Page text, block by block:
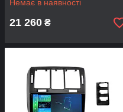
Немає в наявності
21 260 ₴